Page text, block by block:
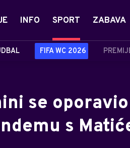
INFO SPORT
FIFA WC 2026
ZABAVA
se
s